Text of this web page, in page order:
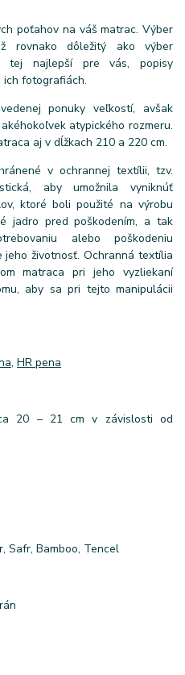
poťahov na váš matrac. Výber
rovnako dôležitý ako výber
najlepší pre vás, popisy
fotografiách.
ponuky veľkostí, avšak
atypického rozmeru.
aj v dĺžkach 210 a 220 cm.
v ochrannej textílii, tzv.
aby umožnila vyniknúť
ktoré boli použité na výrobu
jadro pred poškodením, a tak
alebo poškodeniu
jeho životnosť. Ochranná textília
matraca pri jeho vyzliekaní
aby sa pri tejto manipulácii
HR pena
20 – 21 cm v závislosti od
Safr, Bamboo, Tencel